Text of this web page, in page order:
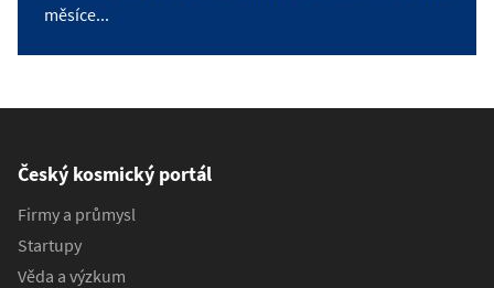
měsíce...
Český kosmický portál
Firmy a průmysl
Startupy
Věda a výzkum